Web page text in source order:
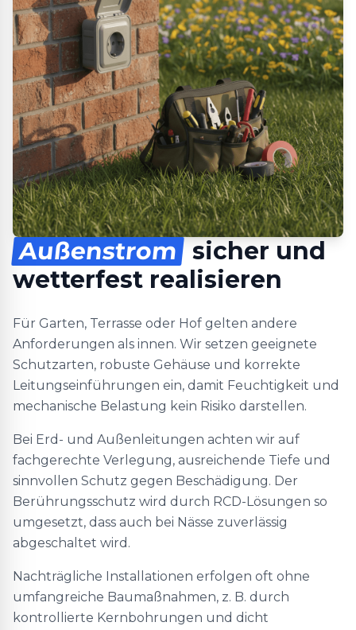
Außenstrom sicher und
wetterfest realisieren
Für Garten, Terrasse oder Hof gelten andere
Anforderungen als innen. Wir setzen geeignete
Schutzarten, robuste Gehäuse und korrekte
Leitungseinführungen ein, damit Feuchtigkeit und
mechanische Belastung kein Risiko darstellen.
Bei Erd- und Außenleitungen achten wir auf
fachgerechte Verlegung, ausreichende Tiefe und
sinnvollen Schutz gegen Beschädigung. Der
Berührungsschutz wird durch RCD-Lösungen so
umgesetzt, dass auch bei Nässe zuverlässig
abgeschaltet wird.
Nachträgliche Installationen erfolgen oft ohne
umfangreiche Baumaßnahmen, z. B. durch
kontrollierte Kernbohrungen und dicht